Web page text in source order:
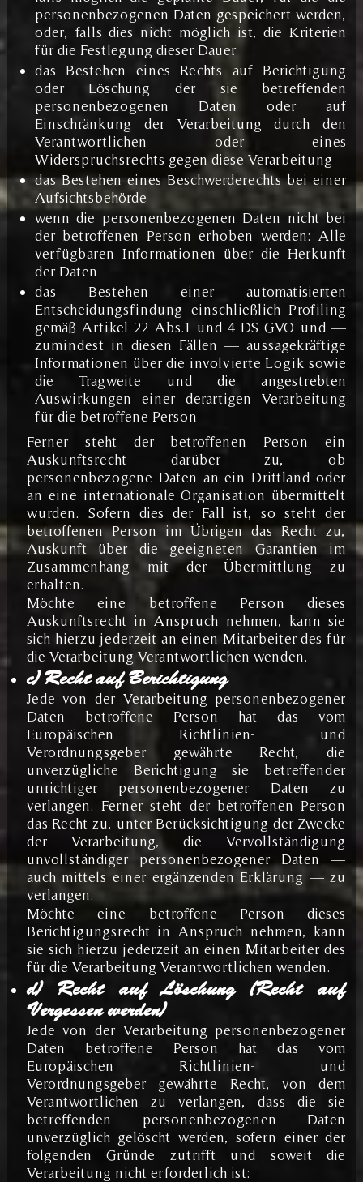
personenbezogenen Daten gespeichert werden,
oder, falls dies nicht möglich ist, die Kriterien
für die Festlegung dieser Dauer
das Bestehen eines Rechts auf Berichtigung
oder Löschung der sie betreffenden
personenbezogenen Daten oder auf
Einschränkung der Verarbeitung durch den
Verantwortlichen oder eines
Widerspruchsrechts gegen diese Verarbeitung
das Bestehen eines Beschwerderechts bei einer
Aufsichtsbehörde
wenn die personenbezogenen Daten nicht bei
der betroffenen Person erhoben werden: Alle
verfügbaren Informationen über die Herkunft
der Daten
das Bestehen einer automatisierten
Entscheidungsfindung einschließlich Profiling
gemäß Artikel 22 Abs.1 und 4 DS-GVO und —
zumindest in diesen Fällen — aussagekräftige
Informationen über die involvierte Logik sowie
die Tragweite und die angestrebten
Auswirkungen einer derartigen Verarbeitung
für die betroffene Person
Ferner steht der betroffenen Person ein
Auskunftsrecht darüber zu, ob
personenbezogene Daten an ein Drittland oder
an eine internationale Organisation übermittelt
wurden. Sofern dies der Fall ist, so steht der
betroffenen Person im Übrigen das Recht zu,
Auskunft über die geeigneten Garantien im
Zusammenhang mit der Übermittlung zu
erhalten.
Möchte eine betroffene Person dieses
Auskunftsrecht in Anspruch nehmen, kann sie
sich hierzu jederzeit an einen Mitarbeiter des für
die Verarbeitung Verantwortlichen wenden.
c) Recht auf Berichtigung
Jede von der Verarbeitung personenbezogener
Daten betroffene Person hat das vom
Europäischen Richtlinien- und
Verordnungsgeber gewährte Recht, die
unverzügliche Berichtigung sie betreffender
unrichtiger personenbezogener Daten zu
verlangen. Ferner steht der betroffenen Person
das Recht zu, unter Berücksichtigung der Zwecke
der Verarbeitung, die Vervollständigung
unvollständiger personenbezogener Daten —
auch mittels einer ergänzenden Erklärung — zu
verlangen.
Möchte eine betroffene Person dieses
Berichtigungsrecht in Anspruch nehmen, kann
sie sich hierzu jederzeit an einen Mitarbeiter des
für die Verarbeitung Verantwortlichen wenden.
d) Recht auf Löschung (Recht auf
Vergessen werden)
Jede von der Verarbeitung personenbezogener
Daten betroffene Person hat das vom
Europäischen Richtlinien- und
Verordnungsgeber gewährte Recht, von dem
Verantwortlichen zu verlangen, dass die sie
betreffenden personenbezogenen Daten
unverzüglich gelöscht werden, sofern einer der
folgenden Gründe zutrifft und soweit die
Verarbeitung nicht erforderlich ist: